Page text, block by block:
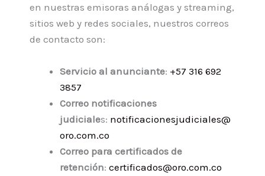
en nuestras emisoras análogas y streaming,
sitios web y redes sociales, nuestros correos
de contacto son:
Servicio al anunciante: +57 316 692
3857
Correo notificaciones
judiciales: notificacionesjudiciales@
oro.com.co
Correo para certificados de
retención: certificados@oro.com.co